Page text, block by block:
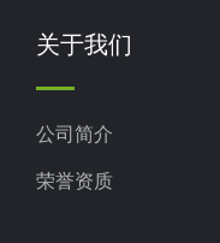
关于我们
公司简介
荣誉资质